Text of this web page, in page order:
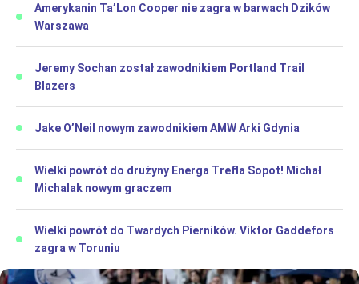
Amerykanin Ta’Lon Cooper nie zagra w barwach Dzików
Warszawa
Jeremy Sochan został zawodnikiem Portland Trail
Blazers
Jake O’Neil nowym zawodnikiem AMW Arki Gdynia
Wielki powrót do drużyny Energa Trefla Sopot! Michał
Michalak nowym graczem
Wielki powrót do Twardych Pierników. Viktor Gaddefors
zagra w Toruniu